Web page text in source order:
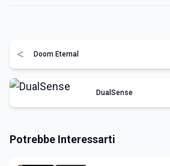
< Doom Eternal
DualSense
Potrebbe Interessarti